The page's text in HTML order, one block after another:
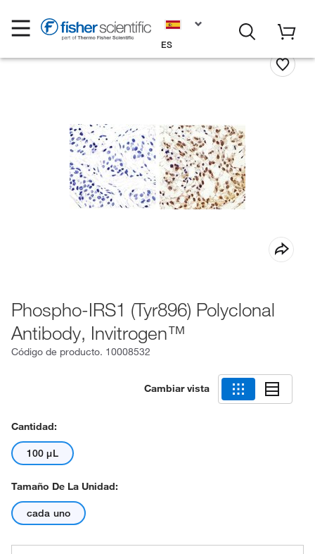
ES
Phospho-IRS1 (Tyr896) Polyclonal
Antibody, Invitrogen™
Código de producto. 10008532
Cambiar vista
Cantidad:
100 μL
Tamaño De La Unidad:
cada uno